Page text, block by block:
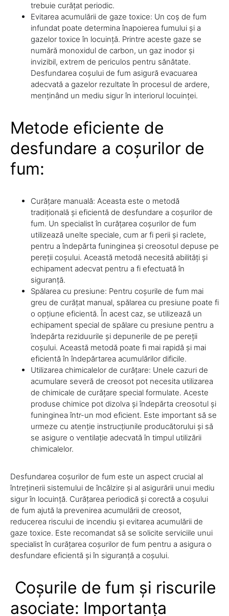
trebuie curățat periodic.
Evitarea acumulării de gaze toxice: Un coș de fum
infundat poate determina înapoierea fumului și a
gazelor toxice în locuință. Printre aceste gaze se
numără monoxidul de carbon, un gaz inodor și
invizibil, extrem de periculos pentru sănătate.
Desfundarea coșului de fum asigură evacuarea
adecvată a gazelor rezultate în procesul de ardere,
menținând un mediu sigur în interiorul locuinței.
Metode eficiente de
desfundare a coșurilor de
fum:
Curățare manuală: Aceasta este o metodă
tradițională și eficientă de desfundare a coșurilor de
fum. Un specialist în curățarea coșurilor de fum
utilizează unelte speciale, cum ar fi perii și raclete,
pentru a îndepărta funinginea și creosotul depuse pe
pereții coșului. Această metodă necesită abilități și
echipament adecvat pentru a fi efectuată în
siguranță.
Spălarea cu presiune: Pentru coșurile de fum mai
greu de curățat manual, spălarea cu presiune poate fi
o opțiune eficientă. În acest caz, se utilizează un
echipament special de spălare cu presiune pentru a
îndepărta reziduurile și depunerile de pe pereții
coșului. Această metodă poate fi mai rapidă și mai
eficientă în îndepărtarea acumulărilor dificile.
Utilizarea chimicalelor de curățare: Unele cazuri de
acumulare severă de creosot pot necesita utilizarea
de chimicale de curățare special formulate. Aceste
produse chimice pot dizolva și îndepărta creosotul și
funinginea într-un mod eficient. Este important să se
urmeze cu atenție instrucțiunile producătorului și să
se asigure o ventilație adecvată în timpul utilizării
chimicalelor.
Desfundarea coșurilor de fum este un aspect crucial al
întreținerii sistemului de încălzire și al asigurării unui mediu
sigur în locuință. Curățarea periodică și corectă a coșului
de fum ajută la prevenirea acumulării de creosot,
reducerea riscului de incendiu și evitarea acumulării de
gaze toxice. Este recomandat să se solicite serviciile unui
specialist în curățarea coșurilor de fum pentru a asigura o
desfundare eficientă și în siguranță a coșului.
Coșurile de fum și riscurile
asociate: Importanța